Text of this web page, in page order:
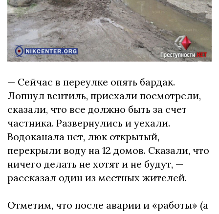
— Сейчас в переулке опять бардак.
Лопнул вентиль, приехали посмотрели,
сказали, что все должно быть за счет
частника. Развернулись и уехали.
Водоканала нет, люк открытый,
перекрыли воду на 12 домов. Сказали, что
ничего делать не хотят и не будут, —
рассказал один из местных жителей.
Отметим, что после аварии и «работы» (а